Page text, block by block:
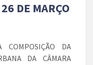
DE MARÇO
DA
DA CÂMARA